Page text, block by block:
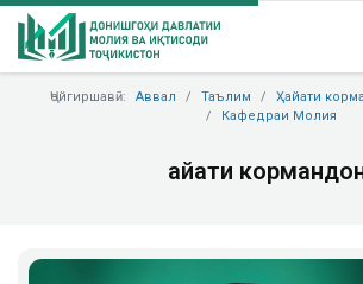
Ҷойгиршавӣ: Аввал Таълим Ҳайати
Кафедраи Молия
Ҳайати